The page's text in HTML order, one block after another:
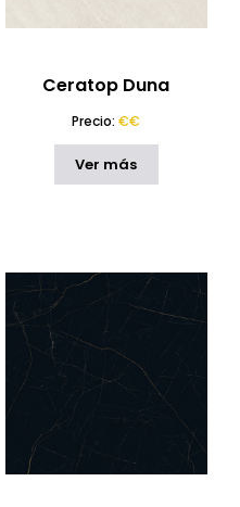
Ceratop Duna
Precio:€€
Ver más